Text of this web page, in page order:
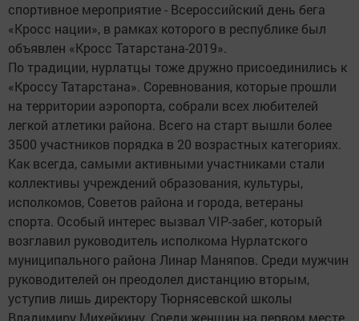
спортивное мероприятие - Всероссийский день бега
«Кросс нации», в рамках которого в республике был
объявлен «Кросс Татарстана-2019».
По традиции, нурлатцы тоже дружно присоединились к
«Кроссу Татарстана». Соревнования, которые прошли
на территории аэропорта, собрали всех любителей
легкой атлетики района. Всего на старт вышли более
3500 участников порядка в 20 возрастных категориях.
Как всегда, самыми активными участниками стали
коллективы учреждений образования, культуры,
исполкомов, Советов района и города, ветераны
спорта. Особый интерес вызвал VIP-забег, который
возглавил руководитель исполкома Нурлатского
муниципального района Линар Маняпов. Среди мужчин
руководителей он преодолел дистанцию вторым,
уступив лишь директору Тюрнясевской школы